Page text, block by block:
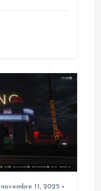
novembre 11, 2025